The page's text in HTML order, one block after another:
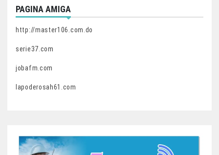
PAGINA AMIGA
http://master106.com.do
serie37.com
jobafm.com
lapoderosah61.com